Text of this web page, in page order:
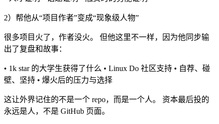
2）帮他从“项目作者”变成“现象级人物”
很多项目火了，作者没火。 但他这里不一样，因为他同步输
出了复盘和故事：
• 1k star 的大学生获得了什么 • Linux Do 社区支持 • 自荐、碰
壁、坚持 • 爆火后的压力与选择
这让外界记住的不是一个 repo，而是一个人。 资本最后投的
永远是人，不是 GitHub 页面。